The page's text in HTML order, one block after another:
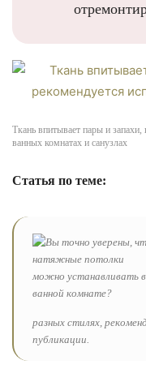
Ткань впитывает пары и запахи,
ванных комнатах и санузлах
Статья по теме:
разных стилях,
публикации.